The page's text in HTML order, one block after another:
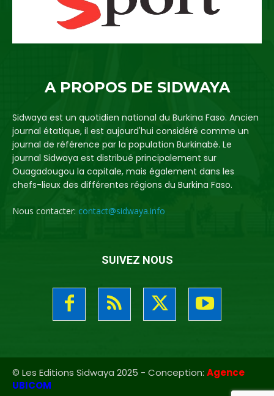
A PROPOS DE SIDWAYA
Sidwaya est un quotidien national du Burkina Faso. Ancien
journal étatique, il est aujourd'hui considéré comme un
journal de référence par la population Burkinabè. Le
journal Sidwaya est distribué principalement sur
Ouagadougou la capitale, mais également dans les
chefs-lieux des différentes régions du Burkina Faso.
Nous contacter: contact@sidwaya.info
SUIVEZ NOUS
© Les Editions Sidwaya 2025 - Conception: Agence
UBICOM